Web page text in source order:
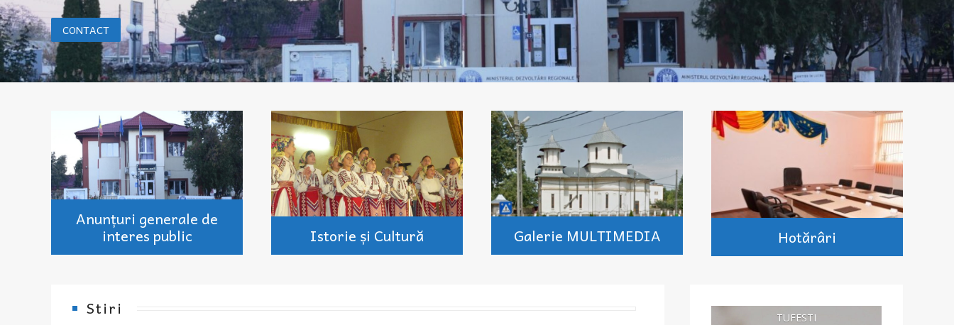
CONTACT
Anunțuri generale de
interes public Istorie și Cultură Galerie MULTIMEDIA Hotărâri
Stiri TUFESTI